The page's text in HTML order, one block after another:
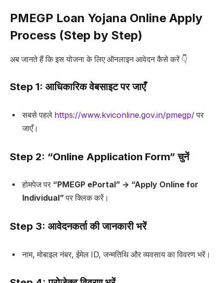
PMEGP Loan Yojana Online Apply
Process (Step by Step)
अब जानते हैं कि इस योजना के लिए ऑनलाइन आवेदन कैसे करें 👇
Step 1: आधिकारिक वेबसाइट पर जाएँ
सबसे पहले https://www.kviconline.gov.in/pmegp/पर
जाएँ।
Step 2: “Online Application Form” चुनें
होमपेज पर “PMEGP ePortal” → “Apply Online for
Individual”पर क्लिक करें।
Step 3: आवेदनकर्ता की जानकारी भरें
नाम, मोबाइल नंबर, ईमेल ID, जन्मतिथि और व्यवसाय का विवरण भरें।